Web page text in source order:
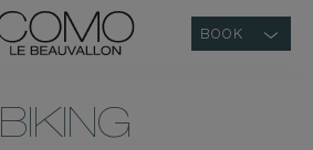
BOOK
BIKING